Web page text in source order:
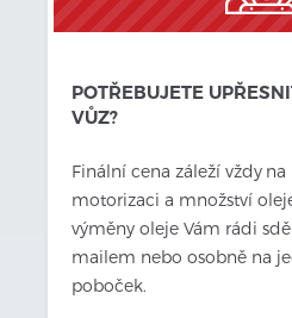
POTŘEBUJETE
VŮZ?
Finální cena záleží vždy na
motorizaci a množství
výměny oleje Vám rádi
mailem nebo osobně na
poboček.